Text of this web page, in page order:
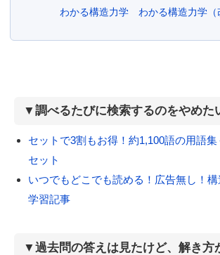
わかる構造力学
わかる構造力学（
▼調べるたびに検索するのをやめた
セットで3割もお得！約1,100語の用語
セット
いつでもどこでも読める！広告無し！
学習記事
▼過去問の答えは見たけど、解き方